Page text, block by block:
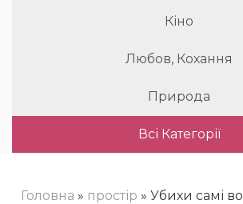
Кіно
Любов, Кохання
Природа
Всі Категорії
Головна » простір » Убихи самі